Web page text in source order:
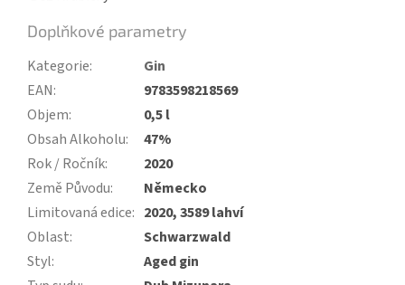
Doplňkové parametry
Kategorie:
Gin
EAN:
9783598218569
Objem:
0,5 l
Obsah Alkoholu:
47%
Rok / Ročník:
2020
Země Původu:
Německo
Limitovaná edice: 2020, 3589 lahví
Oblast:
Schwarzwald
Styl:
Aged gin